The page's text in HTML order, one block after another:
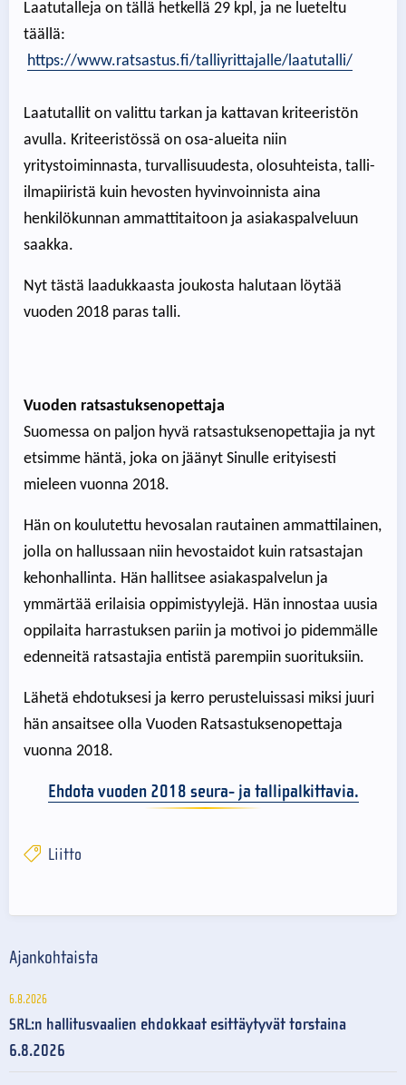
Laatutalleja on tällä hetkellä 29 kpl, ja ne lueteltu
täällä:
https://www.ratsastus.fi/talliyrittajalle/laatutalli/
Laatutallit on valittu tarkan ja kattavan kriteeristön
avulla. Kriteeristössä on osa-alueita niin
yritystoiminnasta, turvallisuudesta, olosuhteista, talli-
ilmapiiristä kuin hevosten hyvinvoinnista aina
henkilökunnan ammattitaitoon ja asiakaspalveluun
saakka.
Nyt tästä laadukkaasta joukosta halutaan löytää
vuoden 2018 paras talli.
Vuoden ratsastuksenopettaja
Suomessa on paljon hyvä ratsastuksenopettajia ja nyt
etsimme häntä, joka on jäänyt Sinulle erityisesti
mieleen vuonna 2018.
Hän on koulutettu hevosalan rautainen ammattilainen,
jolla on hallussaan niin hevostaidot kuin ratsastajan
kehonhallinta. Hän hallitsee asiakaspalvelun ja
ymmärtää erilaisia oppimistyylejä. Hän innostaa uusia
oppilaita harrastuksen pariin ja motivoi jo pidemmälle
edenneitä ratsastajia entistä parempiin suorituksiin.
Lähetä ehdotuksesi ja kerro perusteluissasi miksi juuri
hän ansaitsee olla Vuoden Ratsastuksenopettaja
vuonna 2018.
Ehdota vuoden 2018 seura- ja tallipalkittavia.
Liitto
Ajankohtaista
6.8.2026
SRL:n hallitusvaalien ehdokkaat esittäytyvät torstaina
6.8.2026